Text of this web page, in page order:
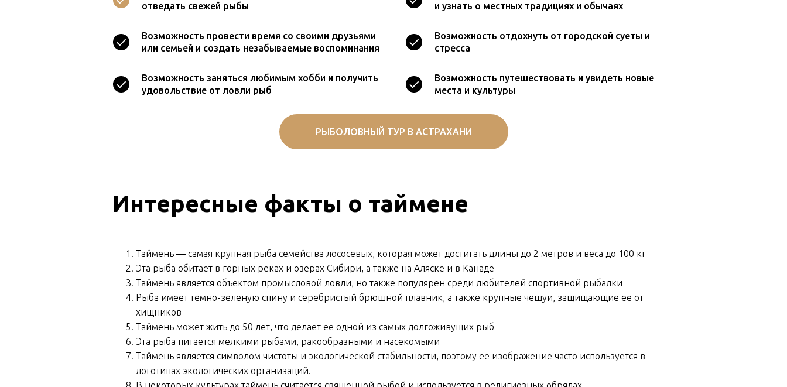
отведать свежей рыбы
и узнать о местных традициях и обычаях
Возможность провести время со своими друзьями
или семьей и создать незабываемые воспоминания
Возможность отдохнуть от городской суеты и
стресса
Возможность заняться любимым хобби и получить
удовольствие от ловли рыб
Возможность путешествовать и увидеть новые
места и культуры
РЫБОЛОВНЫЙ ТУР В АСТРАХАНИ
Интересные факты о таймене
Таймень — самая крупная рыба семейства лососевых, которая может достигать длины до 2 метров и веса до 100 кг
Эта рыба обитает в горных реках и озерах Сибири, а также на Аляске и в Канаде
Таймень является объектом промысловой ловли, но также популярен среди любителей спортивной рыбалки
Рыба имеет темно-зеленую спину и серебристый брюшной плавник, а также крупные чешуи, защищающие ее от
хищников
Таймень может жить до 50 лет, что делает ее одной из самых долгоживущих рыб
Эта рыба питается мелкими рыбами, ракообразными и насекомыми
Таймень является символом чистоты и экологической стабильности, поэтому ее изображение часто используется в
логотипах экологических организаций.